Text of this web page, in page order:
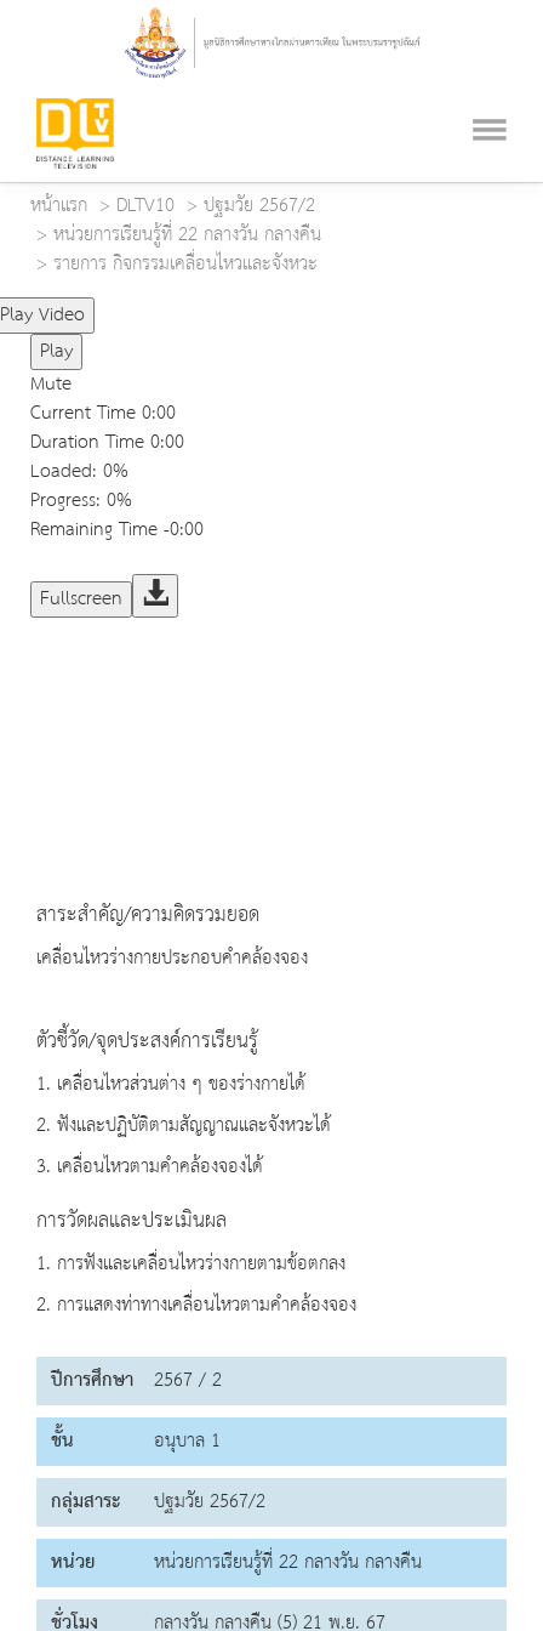
หน้าแรก DLTV10
ปฐมวัย 2567/2
หน่วยการเรียนรู้ที่ 22 กลางวัน กลางคืน
รายการ กิจกรรมเคลื่อนไหวและจังหวะ
Play Video
Play
Mute
Current Time0:00
Duration Time0:00
Loaded: 0%
Progress: 0%
Remaining Time-0:00
Fullscreen
สาระสำคัญ/ความคิดรวมยอด
เคลื่อนไหวร่างกายประกอบคำคล้องจอง
ตัวชี้วัด/จุดประสงค์การเรียนรู้
1. เคลื่อนไหวส่วนต่าง ๆ ของร่างกายได้
2. ฟังและปฏิบัติตามสัญญาณและจังหวะได้
3. เคลื่อนไหวตามคำคล้องจองได้
การวัดผลและประเมินผล
1. การฟังและเคลื่อนไหวร่างกายตามข้อตกลง
2. การแสดงท่าทางเคลื่อนไหวตามคำคล้องจอง
ปีการศึกษา 2567 / 2
ชั้น
อนุบาล 1
กลุ่มสาระ
ปฐมวัย 2567/2
หน่วย
หน่วยการเรียนรู้ที่ 22 กลางวัน กลางคืน
ชั่วโมง
กลางวัน กลางคืน (5) 21 พ.ย. 67